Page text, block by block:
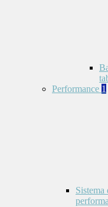
Performance 1